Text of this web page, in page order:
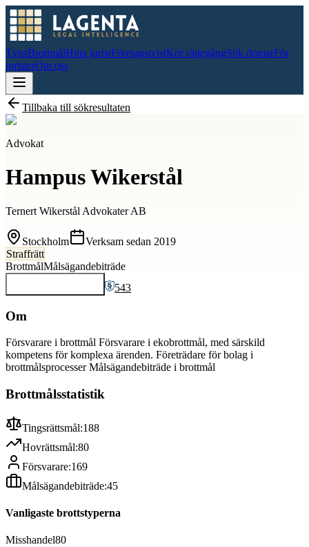
TvistBrottmålHitta juristFöretagstvistKör rättegångSök domarFör
juristerOm oss
Tillbaka till sökresultaten
Advokat
Hampus Wikerstål
Ternert Wikerstål Advokater AB
Stockholm Verksam sedan 2019
Straffrätt
BrottmålMålsägandebiträde
543
Om
Försvarare i brottmål Försvarare i ekobrottmål, med särskild
kompetens för komplexa ärenden. Företrädare för bolag i
brottmålsprocesser Målsägandebiträde i brottmål
Brottmålsstatistik
Tingsrättsmål:188
Hovrättsmål:80
Försvarare:169
Målsägandebiträde:45
Vanligaste brottstyperna
Misshandel80